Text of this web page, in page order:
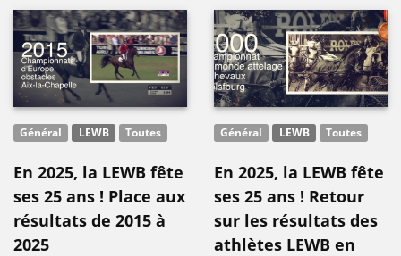
Général LEWB Toutes
En 2025, la LEWB fête
ses 25 ans ! Place aux
résultats de 2015 à
2025
Général LEWB Toutes
En 2025, la LEWB fête
ses 25 ans ! Retour
sur les résultats des
athlètes LEWB en